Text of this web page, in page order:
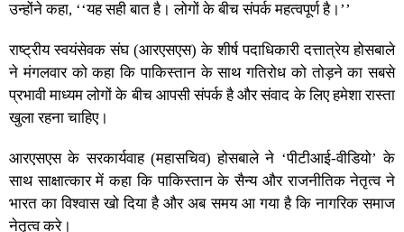
उन्होंने कहा, ‘‘यह सही बात है। लोगों के बीच संपर्क महत्वपूर्ण है।’’
राष्ट्रीय स्वयंसेवक संघ (आरएसएस) के शीर्ष पदाधिकारी दत्तात्रेय होसबाले
ने मंगलवार को कहा कि पाकिस्तान के साथ गतिरोध को तोड़ने का सबसे
प्रभावी माध्यम लोगों के बीच आपसी संपर्क है और संवाद के लिए हमेशा रास्ता
खुला रहना चाहिए।
आरएसएस के सरकार्यवाह (महासचिव) होसबाले ने ‘पीटीआई-वीडियो’ के
साथ साक्षात्कार में कहा कि पाकिस्तान के सैन्य और राजनीतिक नेतृत्व ने
भारत का विश्वास खो दिया है और अब समय आ गया है कि नागरिक समाज
नेतृत्व करे।